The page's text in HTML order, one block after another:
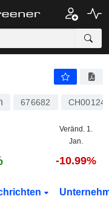
676682
Veränd. 1.
Jan.
-10.99%